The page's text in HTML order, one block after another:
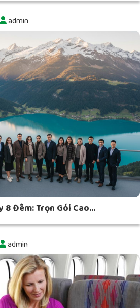
admin
8 Đêm: Trọn Gói Cao...
admin